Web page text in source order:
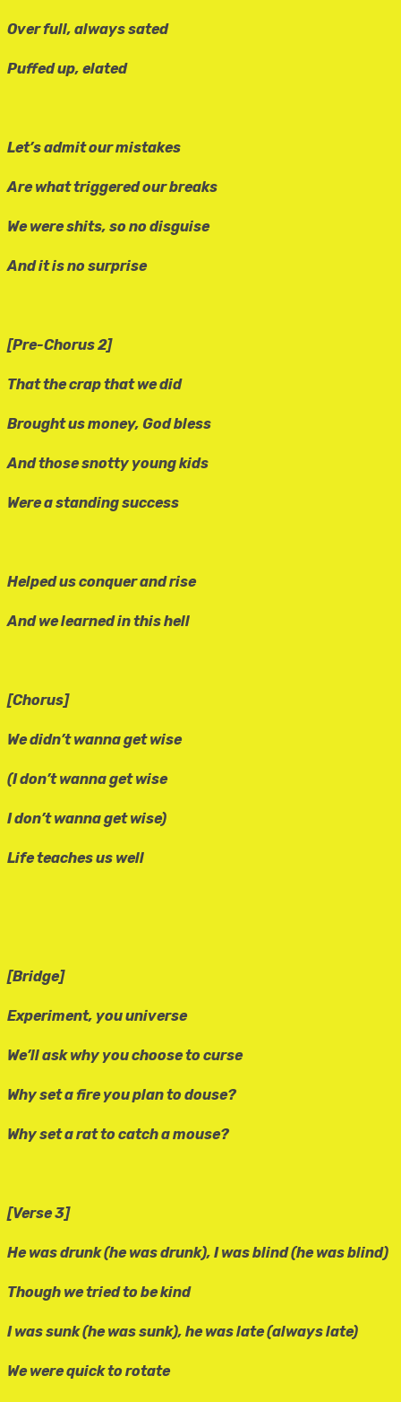
Over full, always sated
Puffed up, elated
Let’s admit our mistakes
Are what triggered our breaks
We were shits, so no disguise
And it is no surprise
[Pre-Chorus 2]
That the crap that we did
Brought us money, God bless
And those snotty young kids
Were a standing success
Helped us conquer and rise
And we learned in this hell
[Chorus]
We didn’t wanna get wise
(I don’t wanna get wise
I don’t wanna get wise)
Life teaches us well
[Bridge]
Experiment, you universe
We’ll ask why you choose to curse
Why set a fire you plan to douse?
Why set a rat to catch a mouse?
[Verse 3]
He was drunk (he was drunk), I was blind (he was blind)
Though we tried to be kind
I was sunk (he was sunk), he was late (always late)
We were quick to rotate